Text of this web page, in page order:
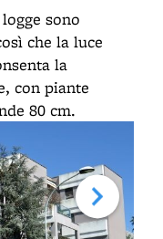
sono
che la luce
la
con piante
80 cm.